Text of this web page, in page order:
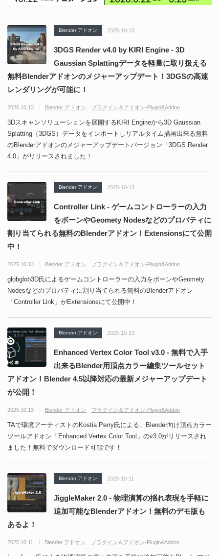
Blender アドオン 2025-10-13
3DGS Render v4.0 by KIRI Engine - 3D
Gaussian Splattingデータを軽量に取り扱える
無料Blenderアドオンのメジャーアップデート！3DGSの高速
レンダリングが可能に！
2025.10.13 Blender アドオン プラグイン＆アドオン-Plugin&Addon
3Dスキャンソリューションを展開するKIRI Engineから3D Gaussian
Splatting（3DGS）データをインポートしリアルタイム描画出来る無料
のBlenderアドオンのメジャーアップデートバージョン「3DGS Render
4.0」がリリースされました！
Blender アドオン 2025-10-13
Controller Link - ゲームコントローラーの入力
をボーンやGeomety Nodesなどのプロパティに
割り当てられる無料のBlenderアドオン！Extensionsにて公開
中！
2025.10.13 Blender アドオン プラグイン＆アドオン-Plugin&Addon
globglob3D氏によるゲームコントローラーの入力をボーンやGeomety
Nodesなどのプロパティに割り当てられる無料のBlenderアドオン
「Controller Link」がExtensionsにて公開中！
Blender アドオン 2025-10-13
Enhanced Vertex Color Tool v3.0 - 無料で入手
出来るBlender用頂点カラー編集ツールセット
アドオン！Blender 4.5以降対応の最新メジャーアップデート
が公開！
2025.10.13 Blender アドオン プラグイン＆アドオン-Plugin&Addon
TAで環境アーティストのKostia Perry氏による、Blender向け頂点カラー
ツールアドオン「Enhanced Vertex Color Tool」のv3.0がリリースされ
ました！無料でダウンロード可能です！
Blender アドオン 2025-10-11
JiggleMaker 2.0 - 物理演算の揺れ表現を手軽に
追加可能なBlenderアドオン！無料のデモ版も
あるよ！
2025.10.11 Blender アドオン プラグイン＆アドオン-Plugin&Addon